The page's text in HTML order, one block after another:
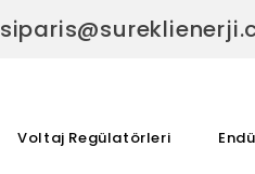
Voltaj Regülatörleri